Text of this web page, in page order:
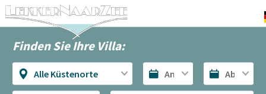
Finden Sie Ihre Villa:
Alle Küstenorte